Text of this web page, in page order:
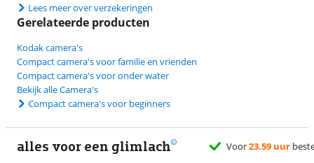
Lees meer over verzekeringen
Gerelateerde producten
Kodak camera's
Compact camera's voor familie en vrienden
Compact camera's voor onder water
Bekijk alle Camera's
Compact camera's voor beginners
alles voor een glimlach